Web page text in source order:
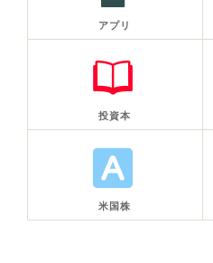
アプリ
投資本
米国株